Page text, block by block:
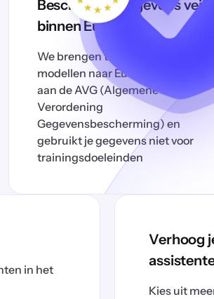
Bescherm je gegevens veilig
binnen Europa.
We brengen toonaangevende AI-
modellen naar Europa. Het voldoet
aan de AVG (Algemene
Verordening
Gegevensbescherming) en
gebruikt je gegevens niet voor
trainingsdoeleinden
in het
Verhoog
Kies uit